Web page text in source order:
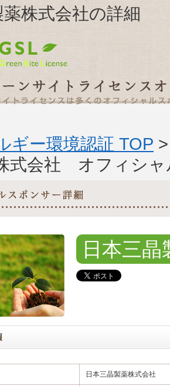
株式会社の詳細
ギー環境認証 TOP
式会社 オフィシャ
日本三晶
日本三晶製薬株式会社